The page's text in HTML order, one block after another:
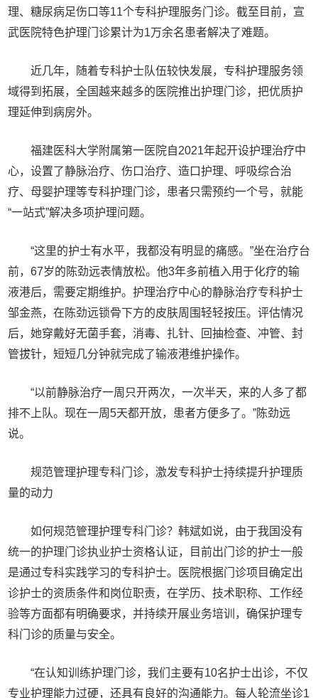
理、糖尿病足伤口等11个专科护理服务门诊。截至目前，宣
武医院特色护理门诊累计为1万余名患者解决了难题。
近几年，随着专科护士队伍较快发展，专科护理服务领
域得到拓展，全国越来越多的医院推出护理门诊，把优质护
理延伸到病房外。
福建医科大学附属第一医院自2021年起开设护理治疗中
心，设置了静脉治疗、伤口治疗、造口护理、呼吸综合治
疗、母婴护理等专科护理门诊，患者只需预约一个号，就能
“一站式”解决多项护理问题。
“这里的护士有水平，我都没有明显的痛感。”坐在治疗台
前，67岁的陈劲远表情放松。他3年多前植入用于化疗的输
液港后，需要定期维护。护理治疗中心的静脉治疗专科护士
邹金燕，在陈劲远锁骨下方的皮肤周围轻轻按压。评估情况
后，她穿戴好无菌手套，消毒、扎针、回抽检查、冲管、封
管拔针，短短几分钟就完成了输液港维护操作。
“以前静脉治疗一周只开两次，一次半天，来的人多了都
排不上队。现在一周5天都开放，患者方便多了。”陈劲远
说。
规范管理护理专科门诊，激发专科护士持续提升护理质
量的动力
如何规范管理护理专科门诊？韩斌如说，由于我国没有
统一的护理门诊执业护士资格认证，目前出门诊的护士一般
是通过专科实践学习的专科护士。医院根据门诊项目确定出
诊护士的资质条件和岗位职责，在学历、技术职称、工作经
验等方面都有明确要求，并持续开展业务培训，确保护理专
科门诊的质量与安全。
“在认知训练护理门诊，我们主要有10名护士出诊，不仅
专业护理能力过硬，还具有良好的沟通能力。每人轮流坐诊1